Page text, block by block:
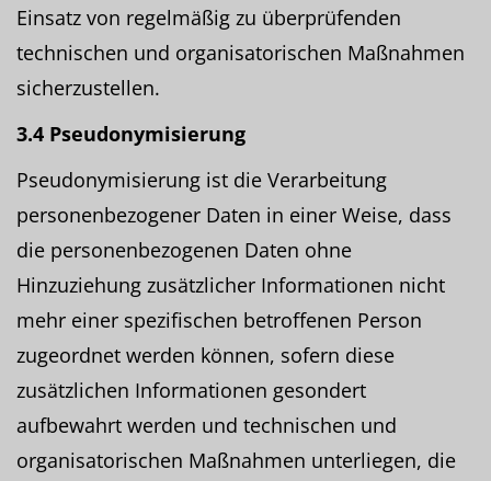
Einsatz von regelmäßig zu überprüfenden
technischen und organisatorischen Maßnahmen
sicherzustellen.
3.4 Pseudonymisierung
Pseudonymisierung ist die Verarbeitung
personenbezogener Daten in einer Weise, dass
die personenbezogenen Daten ohne
Hinzuziehung zusätzlicher Informationen nicht
mehr einer spezifischen betroffenen Person
zugeordnet werden können, sofern diese
zusätzlichen Informationen gesondert
aufbewahrt werden und technischen und
organisatorischen Maßnahmen unterliegen, die